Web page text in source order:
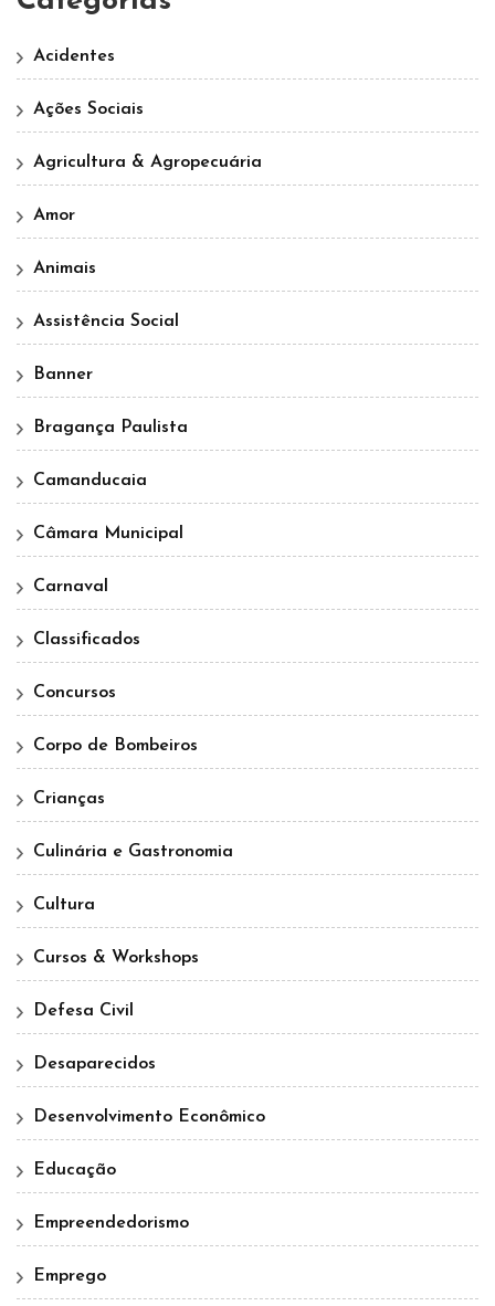
Acidentes
Ações Sociais
Agricultura & Agropecuária
Amor
Animais
Assistência Social
Banner
Bragança Paulista
Camanducaia
Câmara Municipal
Carnaval
Classificados
Concursos
Corpo de Bombeiros
Crianças
Culinária e Gastronomia
Cultura
Cursos & Workshops
Defesa Civil
Desaparecidos
Desenvolvimento Econômico
Educação
Empreendedorismo
Emprego